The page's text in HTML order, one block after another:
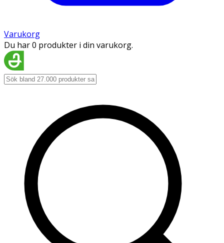
Varukorg
Du har 0 produkter i din varukorg.